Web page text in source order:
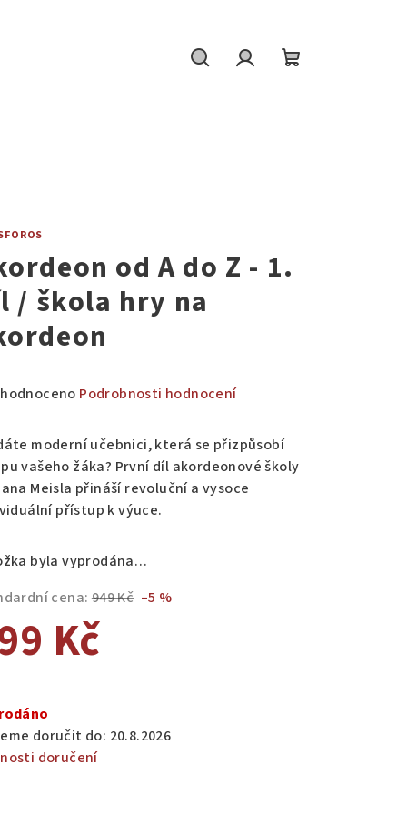
od A do Z - 1.
/ škola hry na
Podrobnosti hodnocení
moderní učebnici, která se přizpůsobí
vašeho žáka? První díl akordeonové školy
Meisla přináší revoluční a vysoce
přístup k výuce.
byla vyprodána…
cena: 949 Kč –5 %
Kč
doručit do: 20.8.2026
doručení